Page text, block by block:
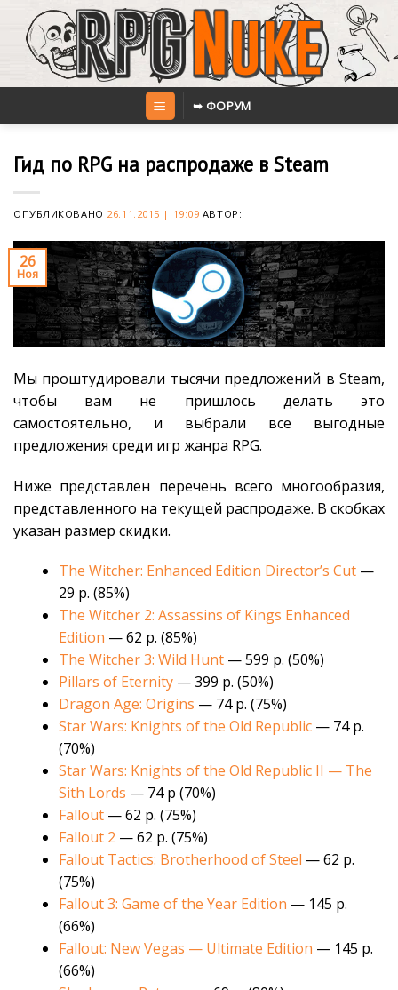
content
➥ ФОРУМ
Гид по RPG на распродаже в Steam
ОПУБЛИКОВАНО 26.11.2015 | 19:09 АВТОР:
26
Ноя
Мы проштудировали тысячи предложений в Steam,
чтобы вам не пришлось делать это
самостоятельно, и выбрали все выгодные
предложения среди игр жанра RPG.
Ниже представлен перечень всего многообразия,
представленного на текущей распродаже. В скобках
указан размер скидки.
The Witcher: Enhanced Edition Director’s Cut—
29 р. (85%)
The Witcher 2: Assassins of Kings Enhanced
Edition — 62 р. (85%)
The Witcher 3: Wild Hunt— 599 р. (50%)
Pillars of Eternity— 399 р. (50%)
Dragon Age: Origins — 74 р. (75%)
Star Wars: Knights of the Old Republic— 74 р.
(70%)
Star Wars: Knights of the Old Republic II — The
Sith Lords — 74 р (70%)
Fallout— 62 р. (75%)
Fallout 2 — 62 р. (75%)
Fallout Tactics: Brotherhood of Steel — 62 р.
(75%)
Fallout 3: Game of the Year Edition — 145 р.
(66%)
Fallout: New Vegas — Ultimate Edition — 145 р.
(66%)